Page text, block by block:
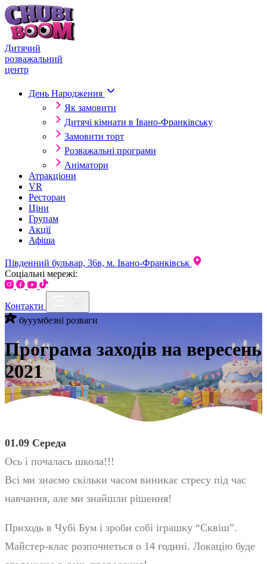
Skip to content
Дитячий
розважальний
центр
День Народження
Як замовити
Дитячі кімнати в Івано-Франківську
Замовити торт
Розважальні програми
Аніматори
Атракціони
VR
Ресторан
Ціни
Групам
Акції
Афіша
Південний бульвар, 36в, м. Івано-Франківськ
Соціальні мережі:
Контакти
бууумбезні розваги
Програма заходів на вересень
2021
01.09 Середа
Ось і почалась школа!!!
Всі ми знаємо скільки часом виникає стресу під час
навчання, але ми знайшли рішення!
Приходь в Чубі Бум і зроби собі іграшку “Сквіш”.
Майстер-клас розпочнеться о 14 годині. Локацію буде